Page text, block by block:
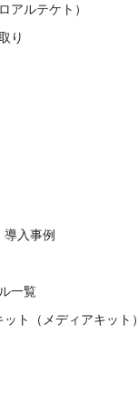
アルテケト）
り
入事例
一覧
ト（メディアキット）